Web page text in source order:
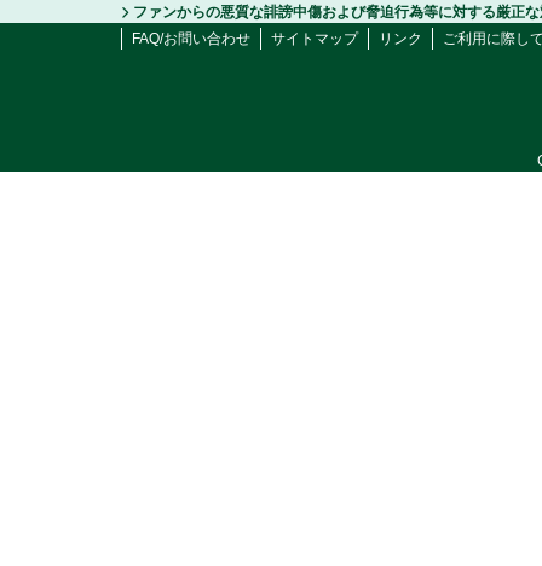
ファンからの悪質な誹謗中傷および脅迫行為等に対する厳正
FAQ/お問い合わせ
サイトマップ リンク ご利用に際し